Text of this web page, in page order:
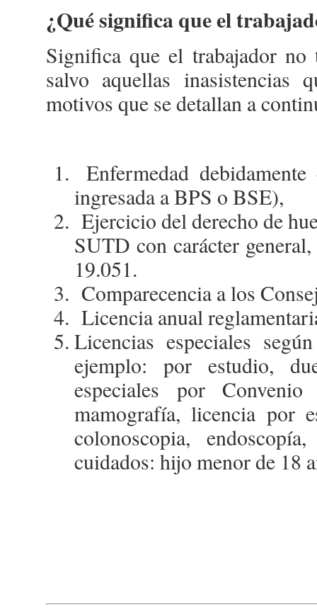
¿Qué significa que el
Significa que el trabajador
salvo aquellas
motivos que se detallan a
Enfermedad
ingresada a BPS o BSE),
Ejercicio del derecho de
SUTD con carácter
19.051.
Comparecencia a los
Licencia anual
Licencias especiales
ejemplo: por estudio,
especiales por
mamografía, licencia por
colonoscopia,
cuidados: hijo menor de 18